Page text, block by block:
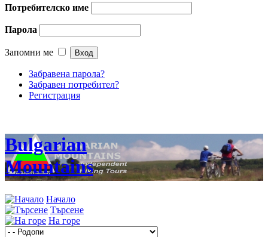
Потребителско име
Парола
Запомни ме
Забравена парола?
Забравен потребител?
Регистрация
Bulgarian
Mountains
Начало
Търсене
На горе